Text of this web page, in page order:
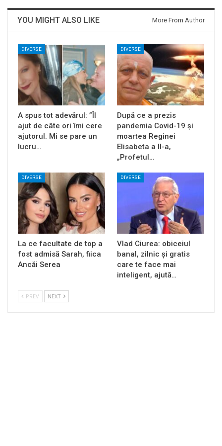
YOU MIGHT ALSO LIKE More From Author
DIVERSE
A spus tot adevărul: ”Îl
ajut de câte ori îmi cere
ajutorul. Mi se pare un
lucru…
DIVERSE
După ce a prezis
pandemia Covid-19 și
moartea Reginei
Elisabeta a II-a,
„Profetul…
DIVERSE
La ce facultate de top a
fost admisă Sarah, fiica
Ancăi Serea
DIVERSE
Vlad Ciurea: obiceiul
banal, zilnic și gratis
care te face mai
inteligent, ajută…
PREV NEXT